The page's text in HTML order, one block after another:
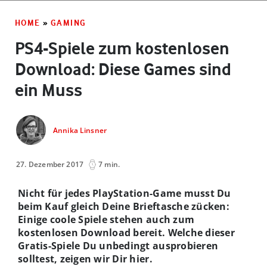
HOME » GAMING
PS4-Spiele zum kostenlosen
Download: Diese Games sind
ein Muss
Annika Linsner
27. Dezember 2017 7 min.
Nicht für jedes PlayStation-Game musst Du
beim Kauf gleich Deine Brieftasche zücken:
Einige coole Spiele stehen auch zum
kostenlosen Download bereit. Welche dieser
Gratis-Spiele Du unbedingt ausprobieren
solltest, zeigen wir Dir hier.